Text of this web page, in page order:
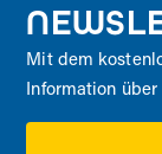
Mit dem
Information